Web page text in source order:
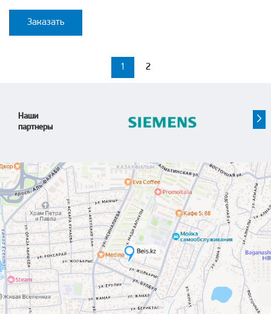
Заказать
1 2
Наши
партнеры